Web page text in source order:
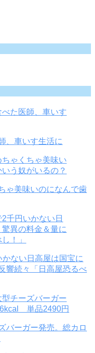
、車いす生活に
ゃ美味いのになんで歯
ない日高屋は国宝に
響続々「日高屋恐るべ
バーガー発売。総カロ